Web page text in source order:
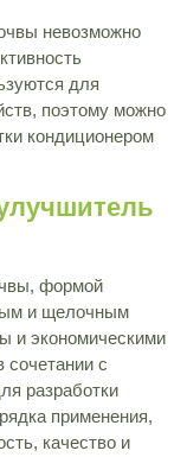
невозможно
для
поэтому можно
кондиционером
формой
и щелочным
и экономическими
сочетании с
разработки
применения,
качество и